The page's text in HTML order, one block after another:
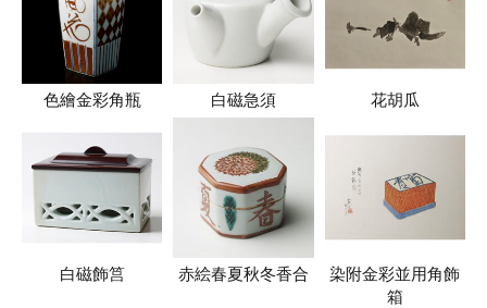
色繪金彩角瓶 白磁急須 花胡瓜
白磁飾筥 赤絵春夏秋冬香合
染附金彩並用角飾
箱